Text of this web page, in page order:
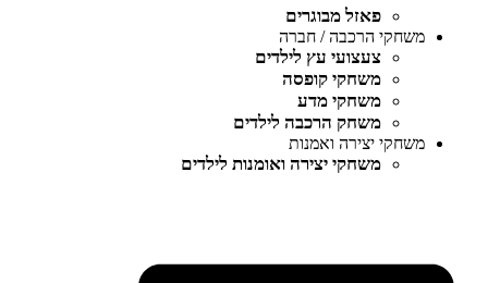
פאזל מבוגרים
משחקי הרכבה / חברה
צעצועי עץ לילדים
משחקי קופסה
משחקי מדע
משחק הרכבה לילדים
משחקי יצירה ואמנות
משחקי יצירה ואומנות לילדים